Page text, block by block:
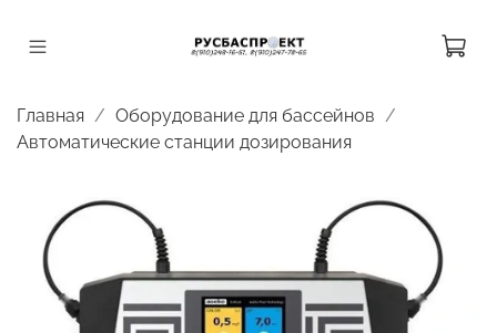
Главная
Оборудование для бассейнов
Автоматические станции дозирования